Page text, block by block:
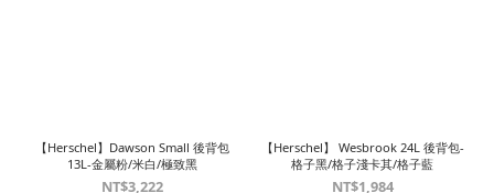
【Herschel】Dawson Small 後背包
13L-金屬粉/米白/極致黑
NT$3,222
【Herschel】 Wesbrook 24L 後背包-
格子黑/格子淺卡其/格子藍
NT$1,984